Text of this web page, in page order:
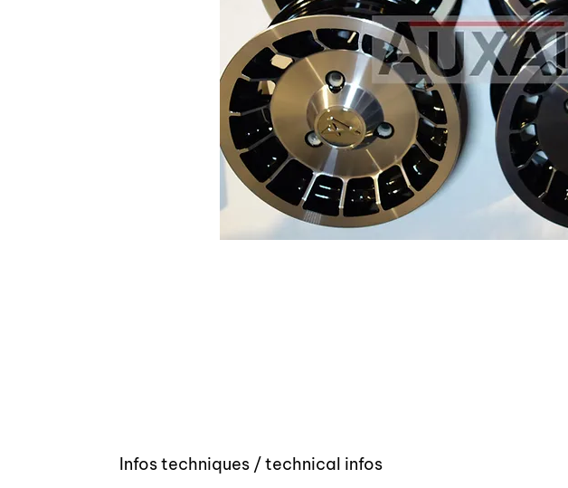
Infos techniques / technical infos